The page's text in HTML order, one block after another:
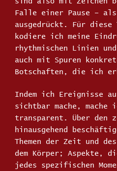
Falle einer Pause –
ausgedrückt. Für diese
kodiere ich meine
rhythmischen Linien
auch mit Spuren
Botschaften, die ich
Indem ich Ereignisse
sichtbar mache, mache
transparent. Über den
hinausgehend
Themen der Zeit und
dem Körper; Aspekte,
jedes spezifischen